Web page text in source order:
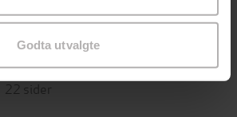
Godta utvalgte
Saga Egmont
18.09.2019
22 sider